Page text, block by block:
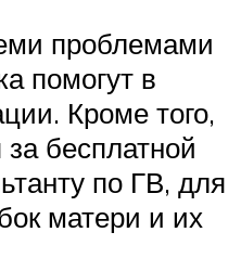
проблемами
помогут в
Кроме того,
бесплатной
по ГВ, для
матери и их